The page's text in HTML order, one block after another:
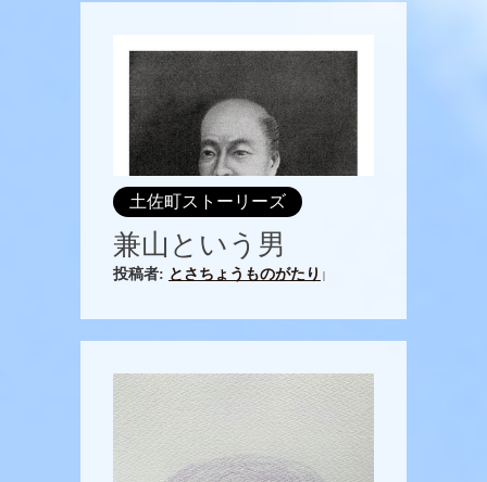
土佐町ストーリーズ
兼山という男
投稿者: とさちょうものがたり